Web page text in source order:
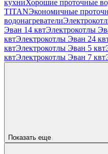
кухниХорошие проточные
TITANЭкономичные
водонагреватели
Эван 14 квтЭлектрокотлы
квтЭлектрокотлы Эван 24
квтЭлектрокотлы Эван 5 квт
квтЭлектрокотлы Эван 7 квт
Показать еще